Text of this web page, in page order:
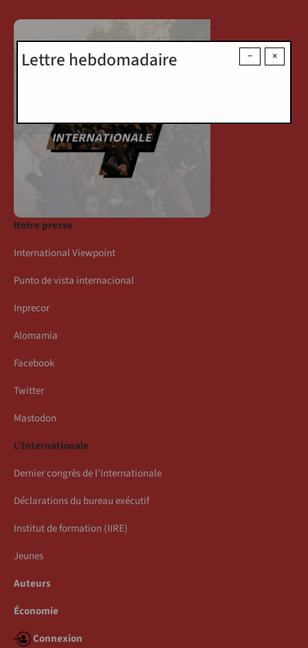
×
−
Lettre hebdomadaire
Notre presse
International Viewpoint
Punto de vista internacional
Inprecor
Alomamia
Facebook
Twitter
Mastodon
L’Internationale
Dernier congrès de l’Internationale
Déclarations du bureau exécutif
Institut de formation (IIRE)
Jeunes
Auteurs
Économie
Connexion